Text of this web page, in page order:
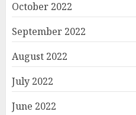
October 2022
September 2022
August 2022
July 2022
June 2022